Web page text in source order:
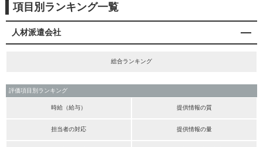
項目別ランキング一覧
人材派遣会社
総合ランキング
評価項目別ランキング
時給（給与） 提供情報の質
担当者の対応 提供情報の量